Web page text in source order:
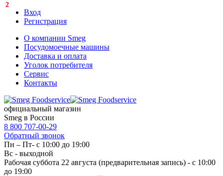
Вход
Регистрация
О компании Smeg
Посудомоечные машины
Доставка и оплата
Уголок потребителя
Сервис
Контакты
официальный магазин
Smeg в России
8 800 707-00-29
Обратный звонок
Пн – Пт- с 10:00 до 19:00
Вс - выходной
Рабочая суббота 22 августа (предварительная запись) - с 10:00
до 19:00
2